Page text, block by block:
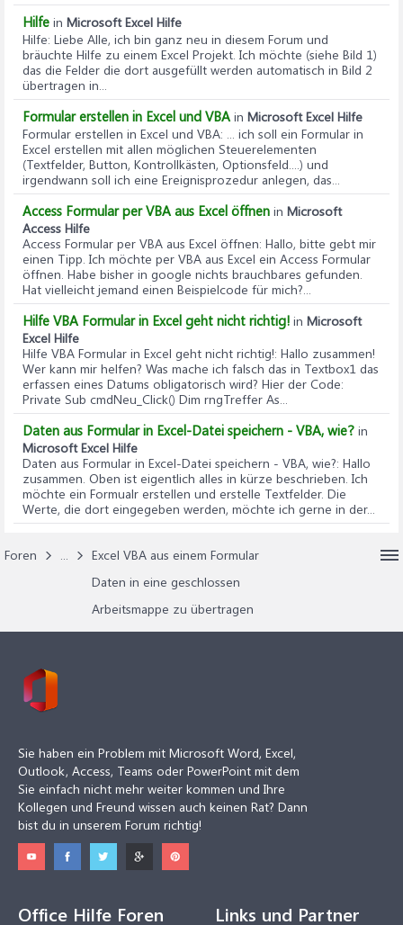
Hilfe in Microsoft Excel Hilfe
Hilfe: Liebe Alle, ich bin ganz neu in diesem Forum und
bräuchte Hilfe zu einem Excel Projekt. Ich möchte (siehe Bild 1)
das die Felder die dort ausgefüllt werden automatisch in Bild 2
übertragen in...
Formular erstellen in Excel und VBA in Microsoft Excel Hilfe
Formular erstellen in Excel und VBA: ... ich soll ein Formular in
Excel erstellen mit allen möglichen Steuerelementen
(Textfelder, Button, Kontrollkästen, Optionsfeld....) und
irgendwann soll ich eine Ereignisprozedur anlegen, das...
Access Formular per VBA aus Excel öffnen in Microsoft
Access Hilfe
Access Formular per VBA aus Excel öffnen: Hallo, bitte gebt mir
einen Tipp. Ich möchte per VBA aus Excel ein Access Formular
öffnen. Habe bisher in google nichts brauchbares gefunden.
Hat vielleicht jemand einen Beispielcode für mich?...
Hilfe VBA Formular in Excel geht nicht richtig! in Microsoft
Excel Hilfe
Hilfe VBA Formular in Excel geht nicht richtig!: Hallo zusammen!
Wer kann mir helfen? Was mache ich falsch das in Textbox1 das
erfassen eines Datums obligatorisch wird? Hier der Code:
Private Sub cmdNeu_Click() Dim rngTreffer As...
Daten aus Formular in Excel-Datei speichern - VBA, wie? in
Microsoft Excel Hilfe
Daten aus Formular in Excel-Datei speichern - VBA, wie?: Hallo
zusammen. Oben ist eigentlich alles in kürze beschrieben. Ich
möchte ein Formualr erstellen und erstelle Textfelder. Die
Werte, die dort eingegeben werden, möchte ich gerne in der...
Foren ...
Excel VBA aus einem Formular
Daten in eine geschlossen
Arbeitsmappe zu übertragen
Sie haben ein Problem mit Microsoft Word, Excel,
Outlook, Access, Teams oder PowerPoint mit dem
Sie einfach nicht mehr weiter kommen und Ihre
Kollegen und Freund wissen auch keinen Rat? Dann
bist du in unserem Forum richtig!
Office Hilfe Foren Links und Partner